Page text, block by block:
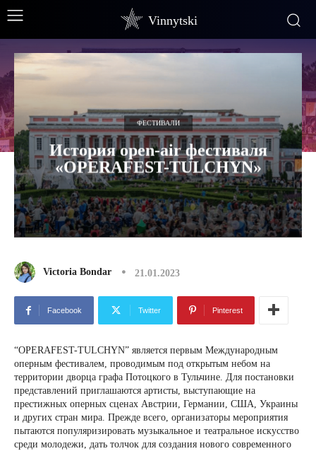
Vinnytski
ФЕСТИВАЛИ
История open-air фестиваля
«OPERAFEST-TULCHYN»
Victoria Bondar 21.01.2023
Facebook Twitter Pinterest
“OPERAFEST-TULCHYN” является первым Международным
оперным фестивалем, проводимым под открытым небом на
территории дворца графа Потоцкого в Тульчине. Для постановки
представлений приглашаются артисты, выступающие на
престижных оперных сценах Австрии, Германии, США, Украины
и других стран мира. Прежде всего, организаторы мероприятия
пытаются популяризировать музыкальное и театральное искусство
среди молодежи, дать толчок для создания нового современного